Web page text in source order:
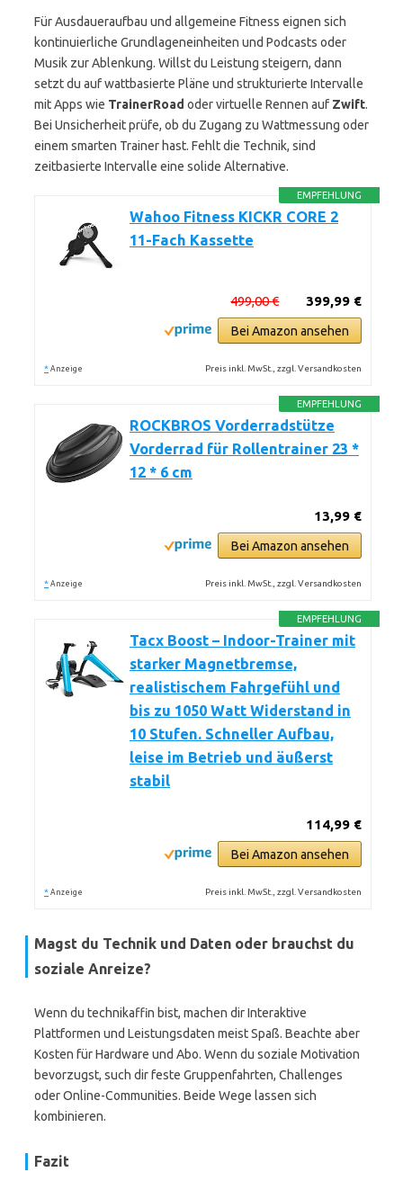
Für Ausdaueraufbau und allgemeine Fitness eignen sich
kontinuierliche Grundlageneinheiten und Podcasts oder
Musik zur Ablenkung. Willst du Leistung steigern, dann
setzt du auf wattbasierte Pläne und strukturierte Intervalle
mit Apps wie TrainerRoad oder virtuelle Rennen auf Zwift.
Bei Unsicherheit prüfe, ob du Zugang zu Wattmessung oder
einem smarten Trainer hast. Fehlt die Technik, sind
zeitbasierte Intervalle eine solide Alternative.
EMPFEHLUNG
Wahoo Fitness KICKR CORE 2
11-Fach Kassette
399,99 €
499,00 €
Bei Amazon ansehen
* Anzeige Preis inkl. MwSt., zzgl. Versandkosten
EMPFEHLUNG
ROCKBROS Vorderradstütze
Vorderrad für Rollentrainer 23 *
12 * 6 cm
13,99 €
Bei Amazon ansehen
* Anzeige Preis inkl. MwSt., zzgl. Versandkosten
EMPFEHLUNG
Tacx Boost – Indoor-Trainer mit
starker Magnetbremse,
realistischem Fahrgefühl und
bis zu 1050 Watt Widerstand in
10 Stufen. Schneller Aufbau,
leise im Betrieb und äußerst
stabil
114,99 €
Bei Amazon ansehen
* Anzeige Preis inkl. MwSt., zzgl. Versandkosten
Magst du Technik und Daten oder brauchst du
soziale Anreize?
Wenn du technikaffin bist, machen dir Interaktive
Plattformen und Leistungsdaten meist Spaß. Beachte aber
Kosten für Hardware und Abo. Wenn du soziale Motivation
bevorzugst, such dir feste Gruppenfahrten, Challenges
oder Online-Communities. Beide Wege lassen sich
kombinieren.
Fazit